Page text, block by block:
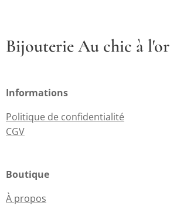
Bijouterie Au chic à l'or
Informations
Politique de confidentialité
CGV
Boutique
À propos